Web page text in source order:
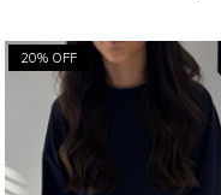
20% OFF